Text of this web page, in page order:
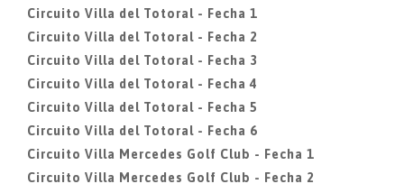
Circuito Villa del Totoral - Fecha 1
Circuito Villa del Totoral - Fecha 2
Circuito Villa del Totoral - Fecha 3
Circuito Villa del Totoral - Fecha 4
Circuito Villa del Totoral - Fecha 5
Circuito Villa del Totoral - Fecha 6
Circuito Villa Mercedes Golf Club - Fecha 1
Circuito Villa Mercedes Golf Club - Fecha 2